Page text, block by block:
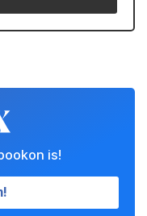
is!